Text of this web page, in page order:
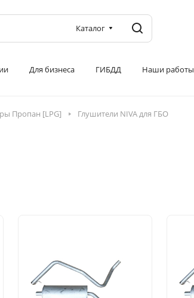
Каталог
Для бизнеса ГИБДД Наши работы
Пропан [LPG] Глушители NIVA для ГБО